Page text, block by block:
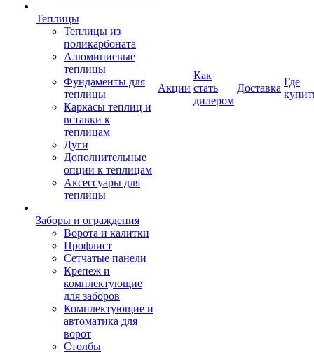
Теплицы
Теплицы из
поликарбоната
Алюминиевые
теплицы
Фундаменты для
теплицы
Каркасы теплиц и
вставки к
теплицам
Дуги
Дополнительные
опции к теплицам
Аксессуары для
теплицы
Заборы и ограждения
Ворота и калитки
Профлист
Сетчатые панели
Крепеж и
комплектующие
для заборов
Комплектующие и
автоматика для
ворот
Столбы
Акции
Как
стать
дилером
Доставка
Где